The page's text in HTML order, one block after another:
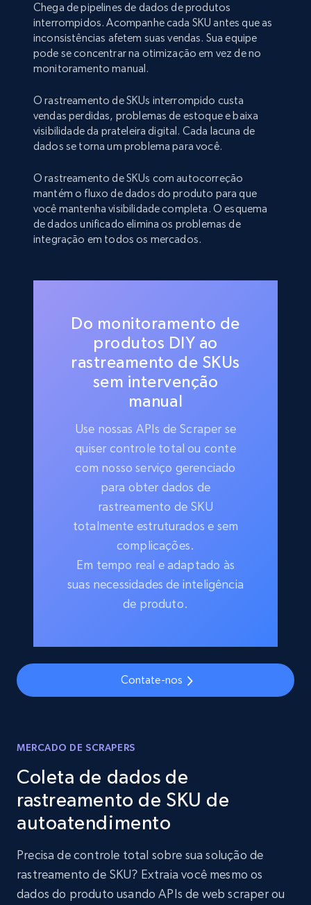
Chega de pipelines de dados de produtos
interrompidos. Acompanhe cada SKU antes que as
inconsistências afetem suas vendas. Sua equipe
pode se concentrar na otimização em vez de no
monitoramento manual.
O rastreamento de SKUs interrompido custa
vendas perdidas, problemas de estoque e baixa
visibilidade da prateleira digital. Cada lacuna de
dados se torna um problema para você.
O rastreamento de SKUs com autocorreção
mantém o fluxo de dados do produto para que
você mantenha visibilidade completa. O esquema
de dados unificado elimina os problemas de
integração em todos os mercados.
Do monitoramento de
produtos DIY ao
rastreamento de SKUs
sem intervenção
manual
Use nossas APIs de Scraper se
quiser controle total ou conte
com nosso serviço gerenciado
para obter dados de
rastreamento de SKU
totalmente estruturados e sem
complicações.
Em tempo real e adaptado às
suas necessidades de inteligência
de produto.
Contate-nos
MERCADO DE SCRAPERS
Coleta de dados de
rastreamento de SKU de
autoatendimento
Precisa de controle total sobre sua solução de
rastreamento de SKU? Extraia você mesmo os
dados do produto usando APIs de web scraper ou